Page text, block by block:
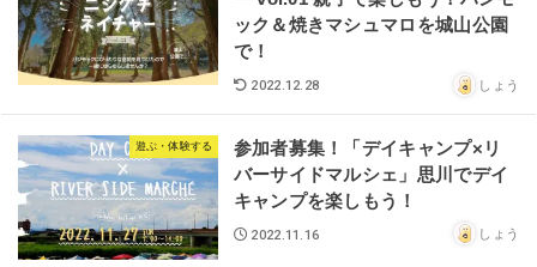
ック＆焼きマシュマロを城山公園
で！
2022.12.28 しょう
遊ぶ・体験する
参加者募集！「デイキャンプ×リ
バーサイドマルシェ」思川でデイ
キャンプを楽しもう！
2022.11.16 しょう